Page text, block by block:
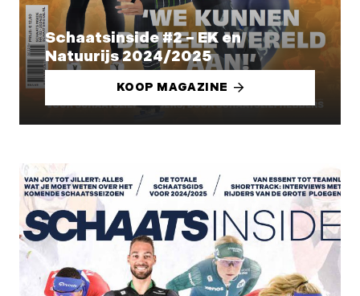
Schaatsinside #2 – EK en
Natuurijs 2024/2025
KOOP MAGAZINE